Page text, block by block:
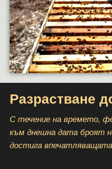
Разрастване
С течение на времето,
към днешна дата броят
достига